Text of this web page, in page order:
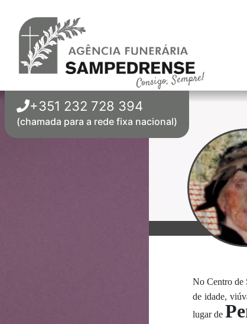
Consigo, Sempre!
+351 232 728 394
(chamada para a rede fixa nacional)
No Centro de
de idade,
lugar de